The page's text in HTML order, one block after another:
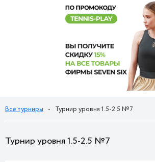
Все турниры - Турнир уровня 1.5-2.5 №7
Турнир уровня 1.5-2.5 №7